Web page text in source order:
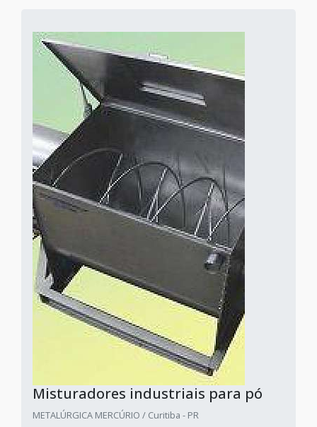
Misturadores industriais para pó
METALÚRGICA MERCÚRIO / Curitiba - PR